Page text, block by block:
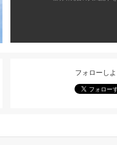
フォローしよ